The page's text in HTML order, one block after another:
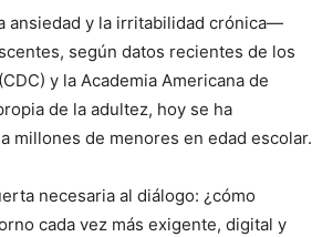
ansiedad y la irritabilidad crónica—
según datos recientes de los
y la Academia Americana de
de la adultez, hoy se ha
millones de menores en edad escolar.
necesaria al diálogo: ¿cómo
cada vez más exigente, digital y